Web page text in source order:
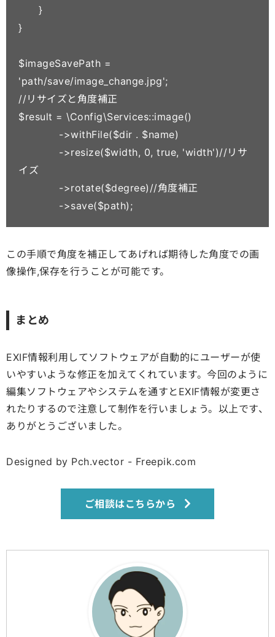
}
$imageSavePath =
'path/save/image_change.jpg';
//リサイズと角度補正
$result = \Config\Services::image()
イズ
この手順で角度を補正してあげれば期待した角度での画
像操作,保存を行うことが可能です。
まとめ
EXIF情報利用してソフトウェアが自動的にユーザーが使
いやすいような修正を加えてくれています。今回のように
編集ソフトウェアやシステムを通すとEXIF情報が変更さ
れたりするので注意して制作を行いましょう。以上です、
ありがとうございました。
Designed by Pch.vector - Freepik.com
ご相談はこちらから